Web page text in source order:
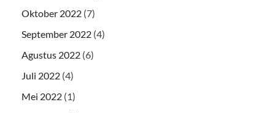
Oktober 2022 (7)
September 2022 (4)
Agustus 2022 (6)
Juli 2022 (4)
Mei 2022 (1)